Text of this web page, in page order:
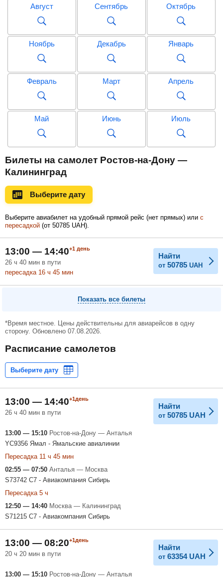
Август Сентябрь Октябрь
Ноябрь Декабрь Январь
Февраль Март Апрель
Май Июнь Июль
Сентябрь
Ноябрь
Февраль
Май Июль
Билеты на самолет Ростов-на-Дону —
Калининград
Выберите дату
Выберите авиабилет на удобный прямой рейс (нет прямых) или с
пересадкой (от 50785 UAH).
13:00 — 14:40+1 день
26 ч 40 мин в пути
пересадка 16 ч 45 мин
Найти
от 50785 UAH
Показать все билеты
*Время местное. Цены действительны для авиарейсов в одну
сторону. Обновлено 07.08.2026.
Расписание самолетов
13:00 — 14:40+1день
26 ч 40 мин в пути
Найти
от 50785 UAH
13:00 — 15:10 Ростов-на-Дону — Анталья
YC9356 Ямал - Ямальские авиалинии
Пересадка 11 ч 45 мин
02:55 — 07:50 Анталья — Москва
S73742 С7 - Авиакомпания Сибирь
Пересадка 5 ч
12:50 — 14:40 Москва — Калининград
S71215 С7 - Авиакомпания Сибирь
13:00 — 08:20+1день
20 ч 20 мин в пути
Найти
от 63354 UAH
13:00 — 15:10 Ростов-на-Дону — Анталья